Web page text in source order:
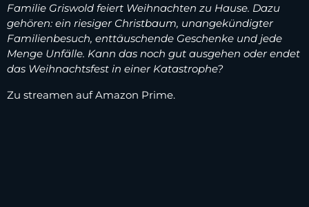
Familie Griswold feiert Weihnachten zu Hause. Dazu
gehören: ein riesiger Christbaum, unangekündigter
Familienbesuch, enttäuschende Geschenke und jede
Menge Unfälle. Kann das noch gut ausgehen oder endet
das Weihnachtsfest in einer Katastrophe?
Zu streamen auf Amazon Prime.